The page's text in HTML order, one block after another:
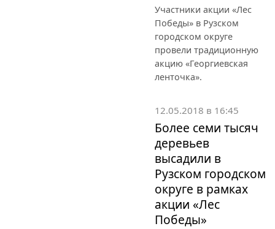
Участники акции «Лес
Победы» в Рузском
городском округе
провели традиционную
акцию «Георгиевская
ленточка».
12.05.2018 в 16:45
Более семи тысяч
деревьев
высадили в
Рузском городском
округе в рамках
акции «Лес
Победы»